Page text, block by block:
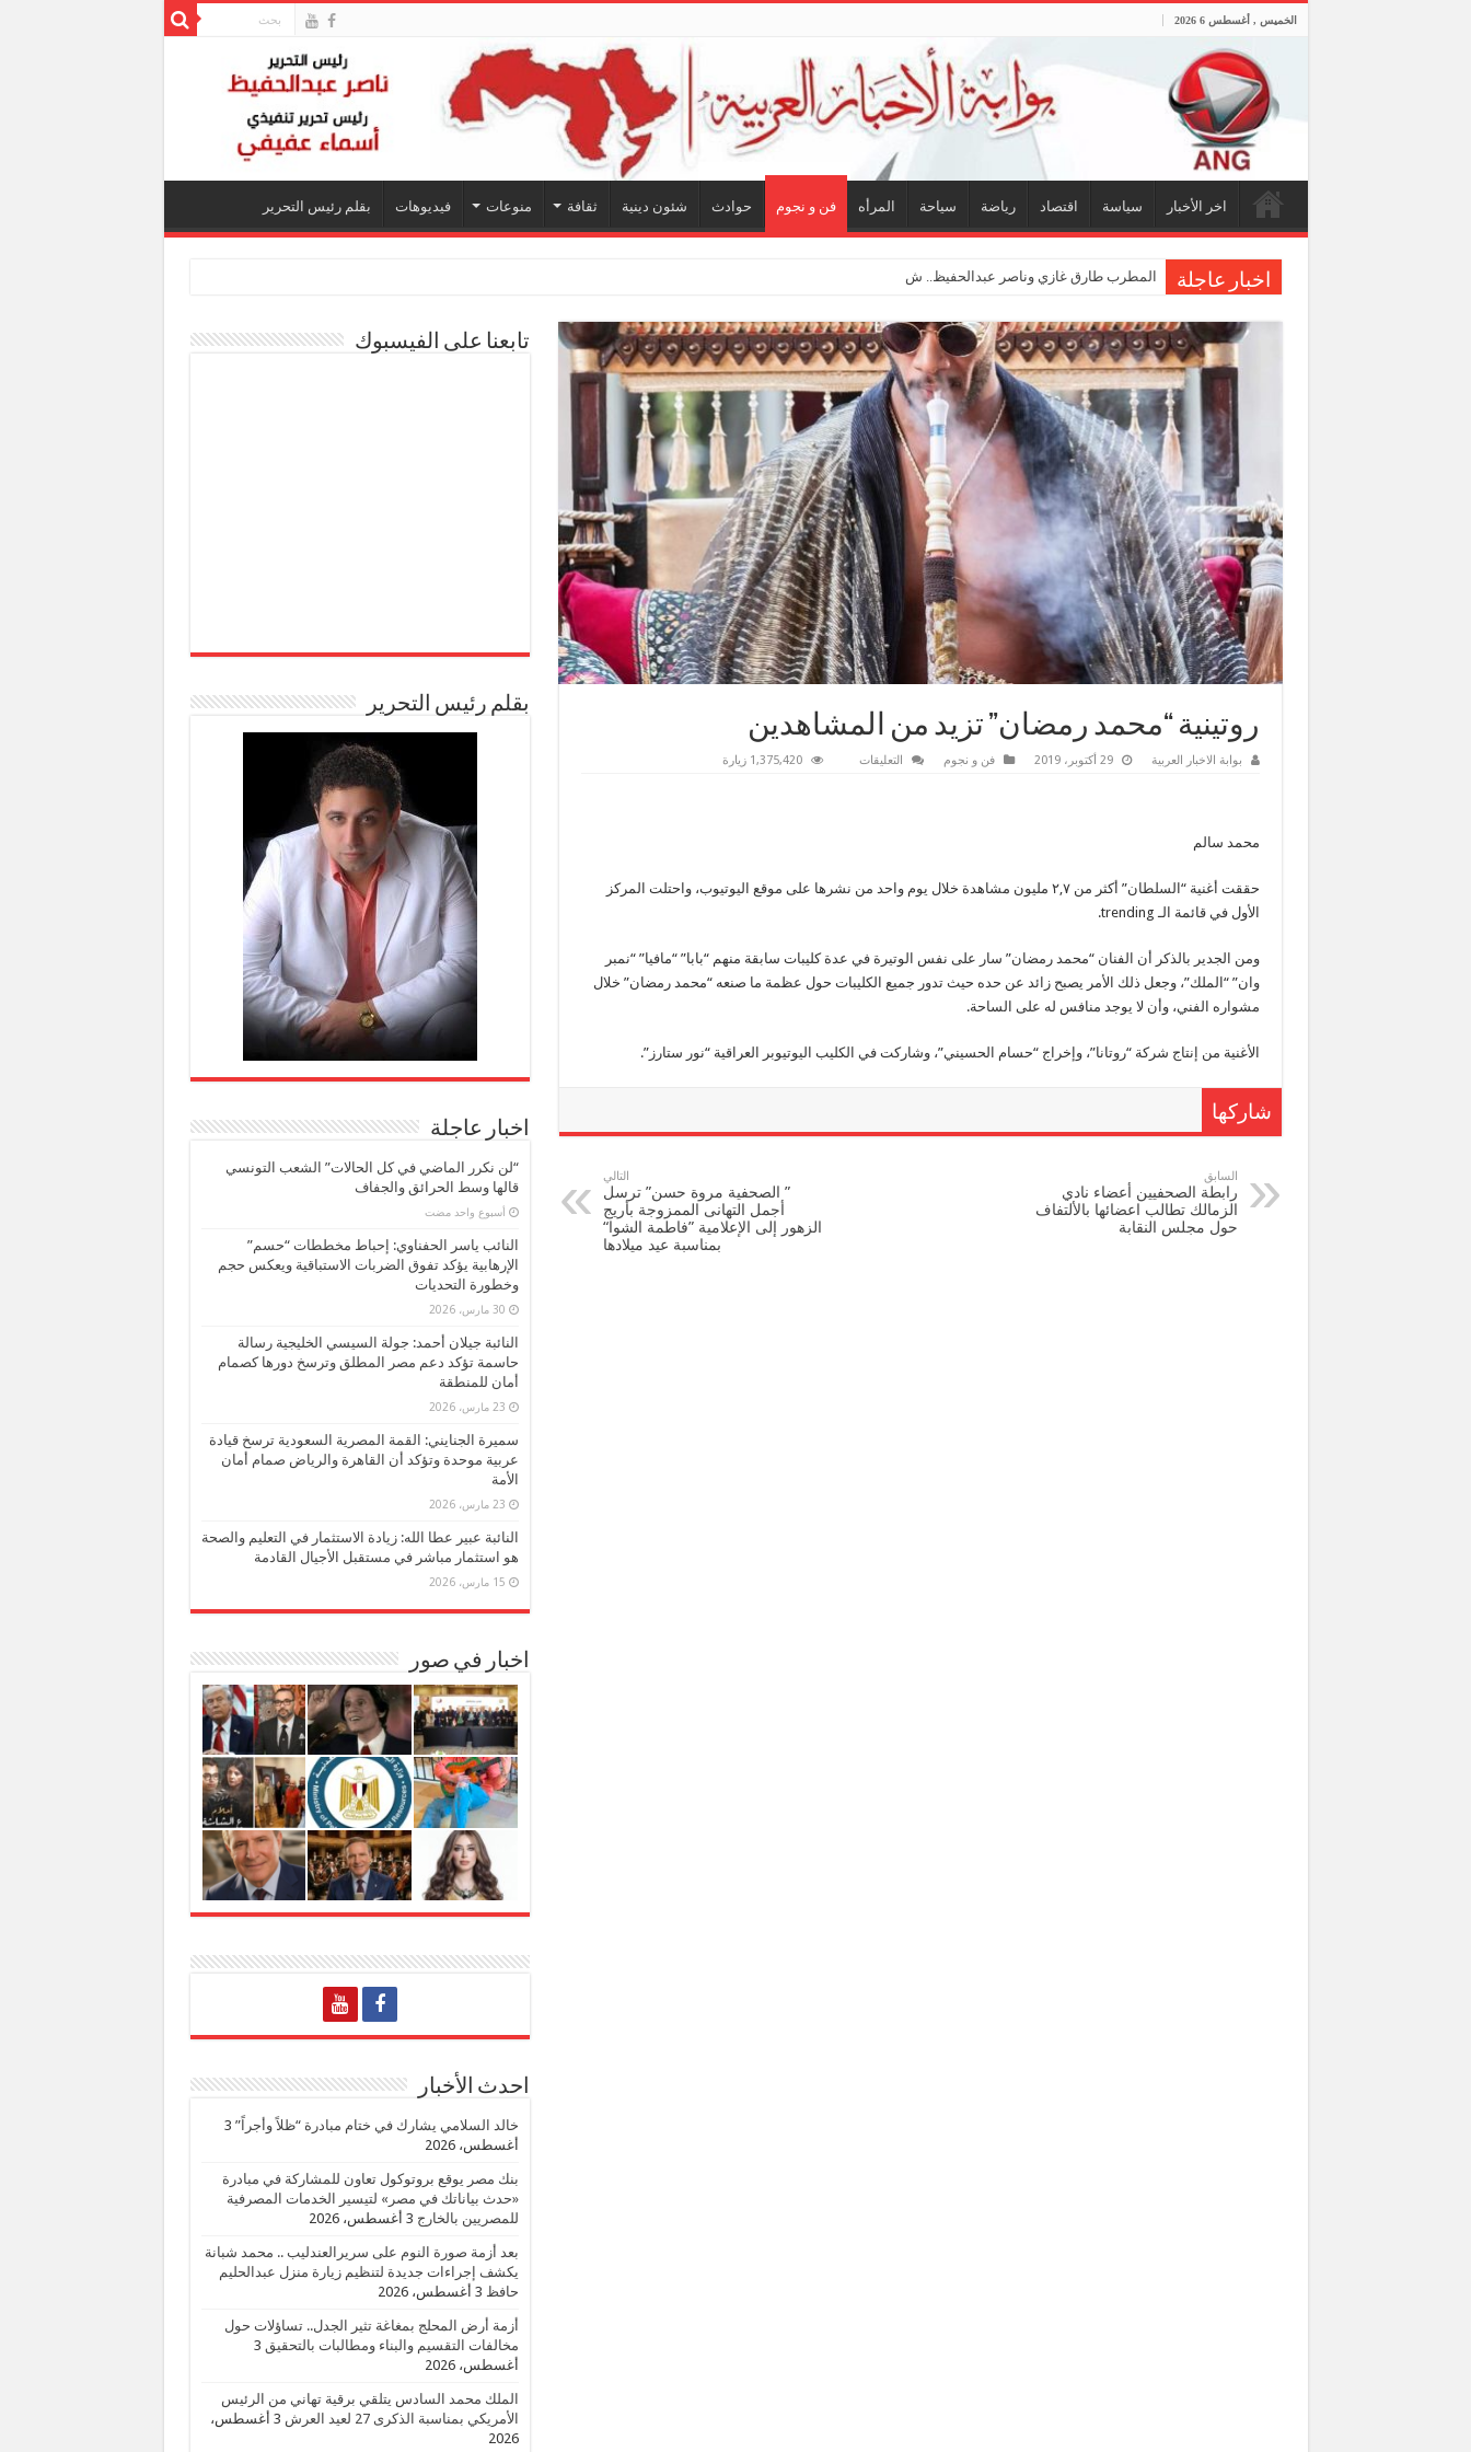
الخميس , أغسطس 6 2026
اخر الأخبار سياسة اقتصاد رياضة سياحة المرأه فن و نجوم حوادث شئون دينية ثقافة منوعات فيديوهات بقلم رئيس التحرير
اخبار عاجلة المطرب طارق غازي وناصر عبدالحفيظ.. شراكة فنية ترسم ملا
روتينية “محمد رمضان” تزيد من المشاهدين
بوابة الاخبار العربية 29 أكتوبر، 2019 فن و نجوم التعليقات 1,375,420 زيارة
محمد سالم
حققت أغنية “السلطان” أكثر من ٢,٧ مليون مشاهدة خلال يوم واحد من نشرها على موقع اليوتيوب، واحتلت المركز
الأول في قائمة الـ trending.
ومن الجدير بالذكر أن الفنان “محمد رمضان” سار على نفس الوتيرة في عدة كليبات سابقة منهم “بابا” “مافيا” “نمبر
وان” “الملك”، وجعل ذلك الأمر يصبح زائد عن حده حيث تدور جميع الكليبات حول عظمة ما صنعه “محمد رمضان” خلال
مشواره الفني، وأن لا يوجد منافس له على الساحة.
الأغنية من إنتاج شركة “روتانا”، وإخراج “حسام الحسيني”، وشاركت في الكليب اليوتيوبر العراقية “نور ستارز”.
شاركها
السابق
رابطة الصحفيين أعضاء نادي
الزمالك تطالب اعضائها بالألتفاف
حول مجلس النقابة
التالي
” الصحفية مروة حسن” ترسل
أجمل التهانى الممزوجة بأريج
الزهور إلى الإعلامية ”فاطمة الشوا“
بمناسبة عيد ميلادها
تابعنا على الفيسبوك
بقلم رئيس التحرير
اخبار عاجلة
“لن نكرر الماضي في كل الحالات” الشعب التونسي
قالها وسط الحرائق والجفاف
‏أسبوع واحد مضت
النائب ياسر الحفناوي: إحباط مخططات “حسم”
الإرهابية يؤكد تفوق الضربات الاستباقية ويعكس حجم
وخطورة التحديات
30 مارس، 2026
النائبة جيلان أحمد: جولة السيسي الخليجية رسالة
حاسمة تؤكد دعم مصر المطلق وترسخ دورها كصمام
أمان للمنطقة
23 مارس، 2026
سميرة الجنايني: القمة المصرية السعودية ترسخ قيادة
عربية موحدة وتؤكد أن القاهرة والرياض صمام أمان
الأمة
23 مارس، 2026
النائبة عبير عطا الله: زيادة الاستثمار في التعليم والصحة
هو استثمار مباشر في مستقبل الأجيال القادمة
15 مارس، 2026
اخبار في صور
احدث الأخبار
خالد السلامي يشارك في ختام مبادرة “ظلاً وأجراً” 3
أغسطس، 2026
بنك مصر يوقع بروتوكول تعاون للمشاركة في مبادرة
«حدث بياناتك في مصر» لتيسير الخدمات المصرفية
للمصريين بالخارج 3 أغسطس، 2026
بعد أزمة صورة النوم على سريرالعندليب .. محمد شبانة
يكشف إجراءات جديدة لتنظيم زيارة منزل عبدالحليم
حافظ 3 أغسطس، 2026
أزمة أرض المحلج بمغاغة تثير الجدل.. تساؤلات حول
مخالفات التقسيم والبناء ومطالبات بالتحقيق 3
أغسطس، 2026
الملك محمد السادس يتلقي برقية تهاني من الرئيس
الأمريكي بمناسبة الذكرى 27 لعيد العرش
3 أغسطس،
2026